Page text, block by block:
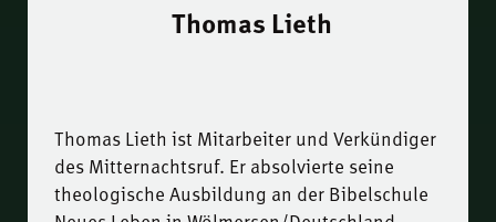
Thomas Lieth
Thomas Lieth ist Mitarbeiter und Verkündiger
des Mitternachtsruf. Er absolvierte seine
theologische Ausbildung an der Bibelschule